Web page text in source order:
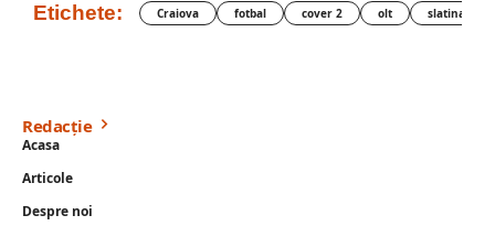
Etichete: Craiova fotbal cover 2 olt slatina
Redacție
Acasa
Articole
Despre noi